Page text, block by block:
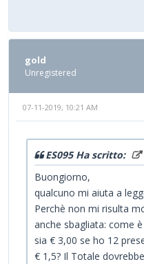
gold
Unregistered
07-11-2019, 10:21 AM
ES095 Ha scritto:
Buongiorno,
qualcuno mi aiuta a
Perchè non mi risulta
anche sbagliata: come
sia € 3,00 se ho 12
€ 1,5? Il Totale